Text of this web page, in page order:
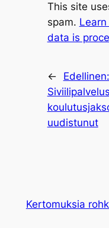
This site
spam.
data is
←
Edellinen:
uudistunut
Kertomuksia